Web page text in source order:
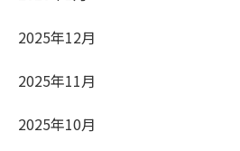
2025年12月
2025年11月
2025年10月